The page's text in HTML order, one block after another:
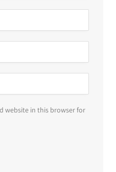
website in this browser for